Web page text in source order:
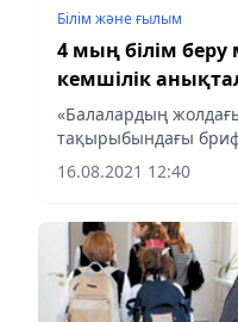
Білім және ғылым
4 мың білім
кемшілік
«Балалардың жолдағы
тақырыбындағы
полиция комитеті
Жандос Мұратәлиев
16.08.2021 12:40